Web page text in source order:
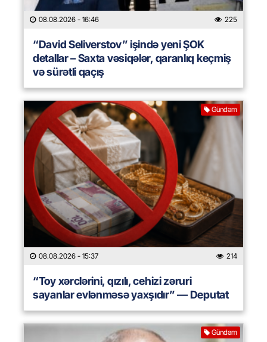
08.08.2026 - 16:46 225
“David Seliverstov” işində yeni ŞOK
detallar – Saxta vəsiqələr, qaranlıq keçmiş
və sürətli qaçış
Gündəm
08.08.2026 - 15:37 214
“Toy xərclərini, qızılı, cehizi zəruri
sayanlar evlənməsə yaxşıdır” — Deputat
Gündəm